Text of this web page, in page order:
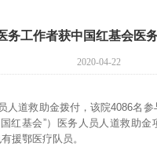
务工作者获中国红基会医
2020-04-22
人道救助金拨付，该院4086名
红基会”）医务人员人道救助
援鄂医疗队员。